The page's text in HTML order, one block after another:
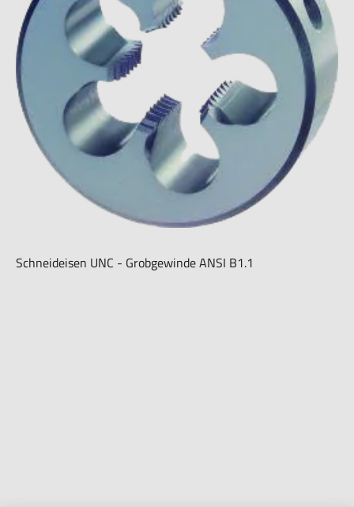
Schneideisen UNC - Grobgewinde ANSI B1.1